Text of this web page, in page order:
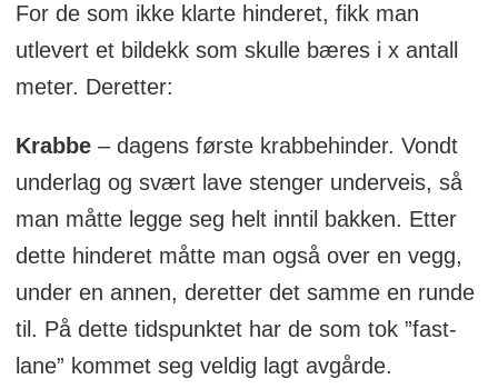
For de som ikke klarte hinderet, fikk man
utlevert et bildekk som skulle bæres i x antall
meter. Deretter:
Krabbe– dagens første krabbehinder. Vondt
underlag og svært lave stenger underveis, så
man måtte legge seg helt inntil bakken. Etter
dette hinderet måtte man også over en vegg,
under en annen, deretter det samme en runde
til. På dette tidspunktet har de som tok ”fast-
lane” kommet seg veldig lagt avgårde.